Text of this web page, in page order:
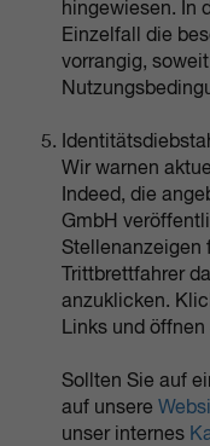
hingewiesen. In
Einzelfall die
vorrangig,
Wir warnen
Indeed, die
GmbH
Stellenanzeigen
Trittbrettfahrer
anzuklicken.
Links und
Sollten Sie auf
auf unsere
unser internes